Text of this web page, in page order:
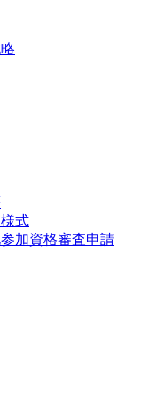
式
加資格審査申請